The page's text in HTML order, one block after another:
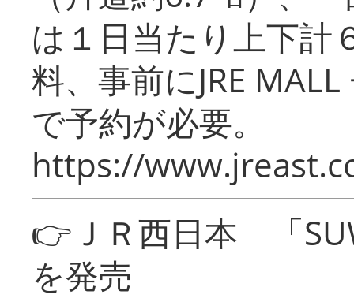
は１日当たり上下計
料、事前にJRE
で予約が必要。
https://
👉ＪＲ西日本 「
を発売